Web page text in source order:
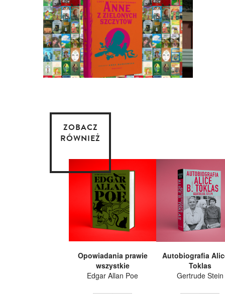
ZOBACZ
RÓWNIEŻ
Opowiadania prawie
wszystkie
Edgar Allan Poe
Autobiografia
Toklas
Gertrude Stein